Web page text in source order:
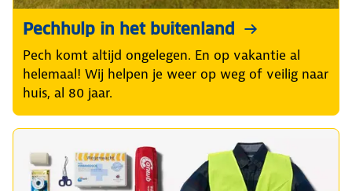
Pechhulp in het buitenland
Pech komt altijd ongelegen. En op vakantie al
helemaal! Wij helpen je weer op weg of veilig naar
huis, al 80 jaar.